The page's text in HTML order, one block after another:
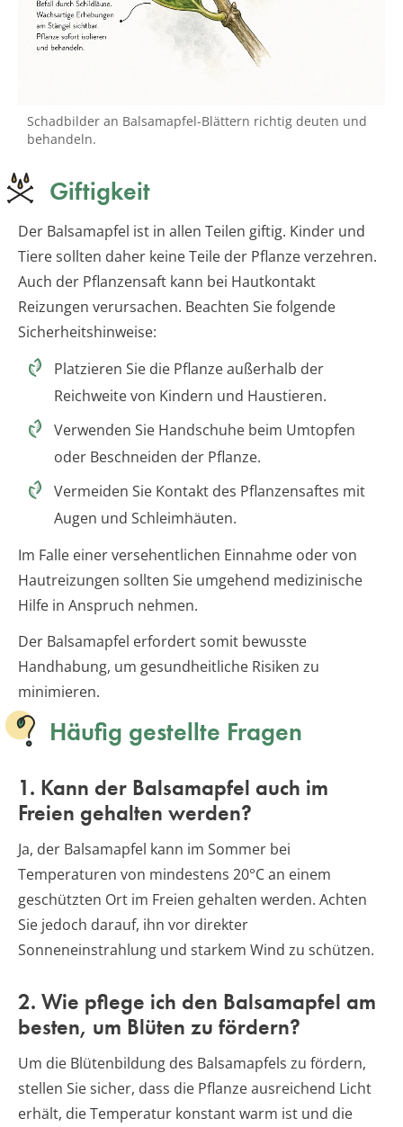
Schadbilder an Balsamapfel-Blättern richtig deuten und
behandeln.
Giftigkeit
Der Balsamapfel ist in allen Teilen giftig. Kinder und
Tiere sollten daher keine Teile der Pflanze verzehren.
Auch der Pflanzensaft kann bei Hautkontakt
Reizungen verursachen. Beachten Sie folgende
Sicherheitshinweise:
Platzieren Sie die Pflanze außerhalb der
Reichweite von Kindern und Haustieren.
Verwenden Sie Handschuhe beim Umtopfen
oder Beschneiden der Pflanze.
Vermeiden Sie Kontakt des Pflanzensaftes mit
Augen und Schleimhäuten.
Im Falle einer versehentlichen Einnahme oder von
Hautreizungen sollten Sie umgehend medizinische
Hilfe in Anspruch nehmen.
Der Balsamapfel erfordert somit bewusste
Handhabung, um gesundheitliche Risiken zu
minimieren.
Häufig gestellte Fragen
1. Kann der Balsamapfel auch im
Freien gehalten werden?
Ja, der Balsamapfel kann im Sommer bei
Temperaturen von mindestens 20°C an einem
geschützten Ort im Freien gehalten werden. Achten
Sie jedoch darauf, ihn vor direkter
Sonneneinstrahlung und starkem Wind zu schützen.
2. Wie pflege ich den Balsamapfel am
besten, um Blüten zu fördern?
Um die Blütenbildung des Balsamapfels zu fördern,
stellen Sie sicher, dass die Pflanze ausreichend Licht
erhält, die Temperatur konstant warm ist und die